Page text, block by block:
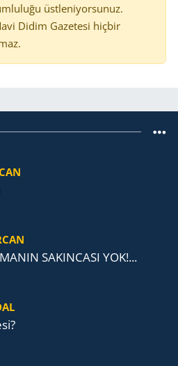
üstleniyorsunuz.
Didim Gazetesi hiçbir
SAKINCASI YOK!...